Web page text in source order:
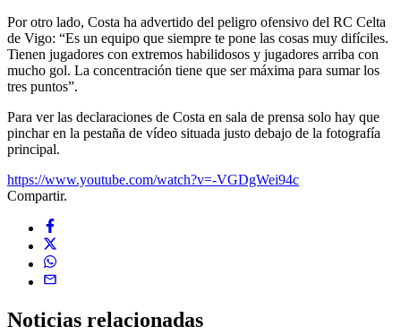
Por otro lado, Costa ha advertido del peligro ofensivo del RC Celta
de Vigo: “Es un equipo que siempre te pone las cosas muy difíciles.
Tienen jugadores con extremos habilidosos y jugadores arriba con
mucho gol. La concentración tiene que ser máxima para sumar los
tres puntos”.
Para ver las declaraciones de Costa en sala de prensa solo hay que
pinchar en la pestaña de vídeo situada justo debajo de la fotografía
principal.
https://www.youtube.com/watch?v=-VGDgWei94c
Compartir.
Noticias relacionadas